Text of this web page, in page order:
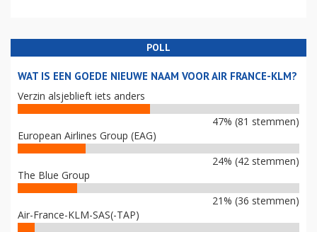
POLL
WAT IS EEN GOEDE NIEUWE NAAM VOOR AIR FRANCE-KLM?
Verzin alsjeblieft iets anders
47% (81 stemmen)
European Airlines Group (EAG)
24% (42 stemmen)
The Blue Group
21% (36 stemmen)
Air-France-KLM-SAS(-TAP)